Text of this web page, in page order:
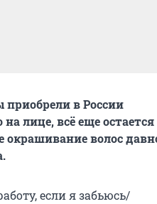
приобрели в России
лице, всё еще остается
окрашивание волос
если я забьюсь/